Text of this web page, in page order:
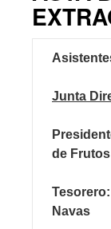
Junta
de Frutos
Navas